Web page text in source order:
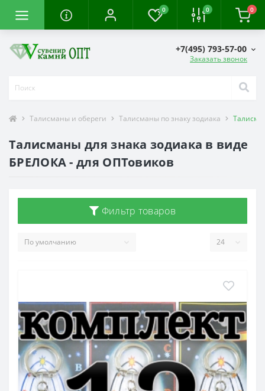
0 0 0
+7(495) 793-57-00
Заказать звонок
Талисманы и обереги Талисманы по знаку зодиака
Талисманы для знака зодиака в виде
БРЕЛОКА - для ОПТовиков
Фильтр товаров